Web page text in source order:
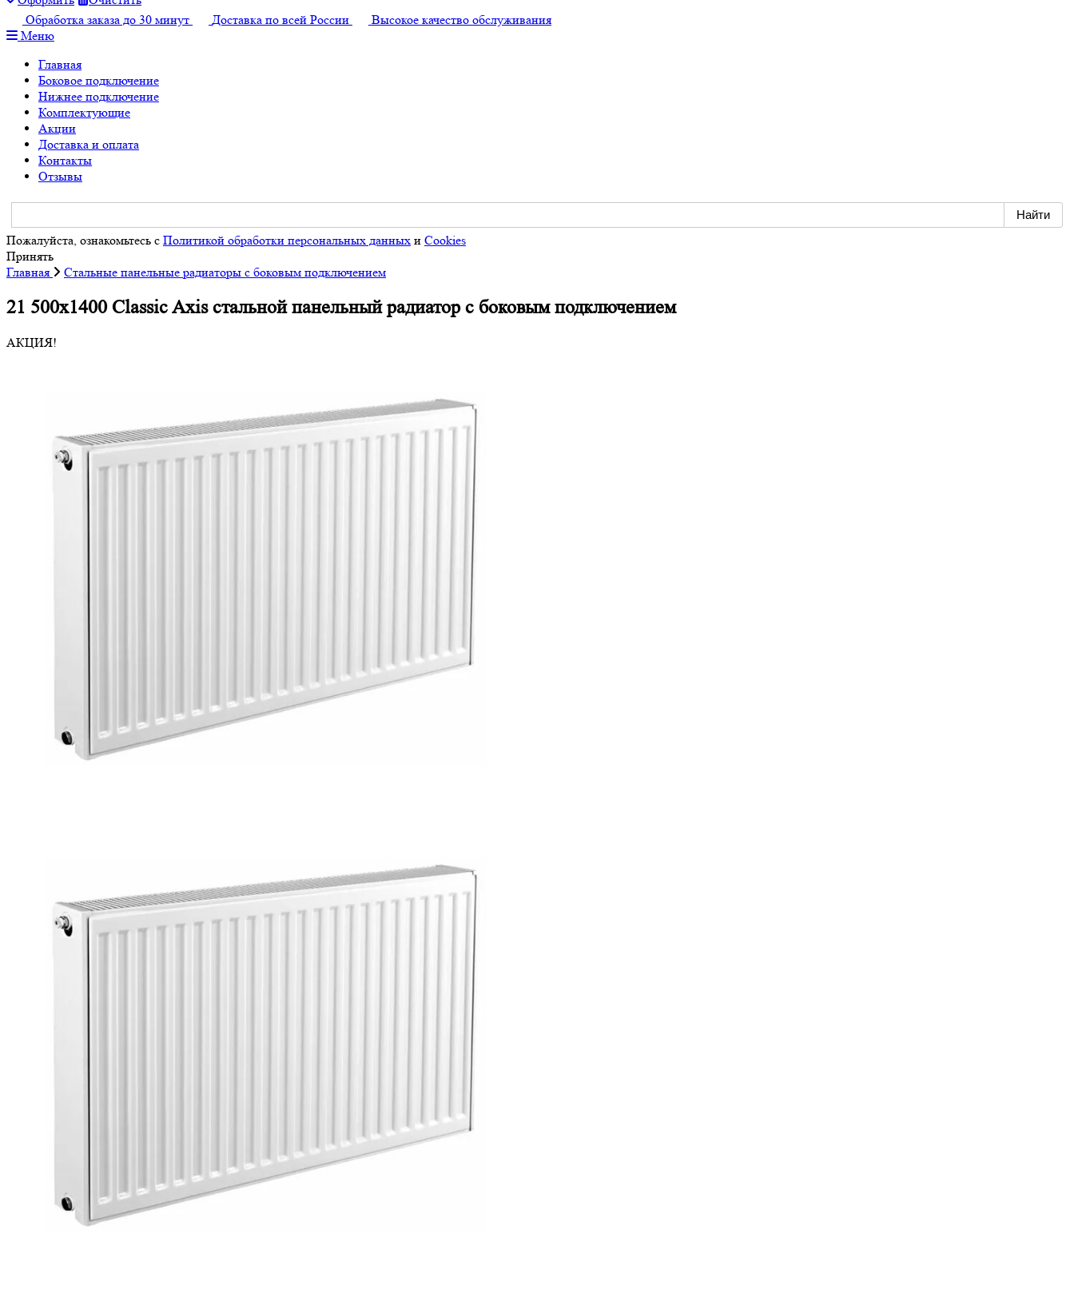
Обработка заказа до 30 минут
Доставка по всей России
Высокое качество обслуживания
Меню
Главная
Боковое подключение
Нижнее подключение
Комплектующие
Акции
Доставка и оплата
Контакты
Отзывы
Пожалуйста, ознакомьтесь с Политикой обработки персональных данных и Cookies
Принять
Главная
Стальные панельные радиаторы с боковым подключением
21 500x1400 Classic Axis стальной панельный радиатор с боковым подключением
АКЦИЯ!